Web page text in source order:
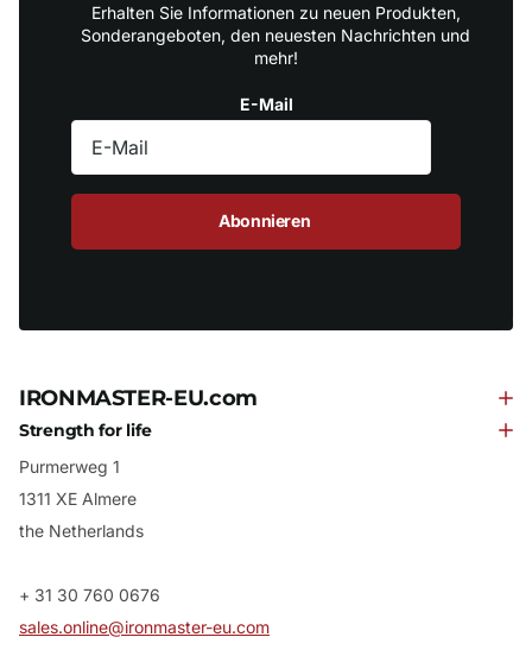
Erhalten Sie Informationen zu neuen Produkten,
Sonderangeboten, den neuesten Nachrichten und
mehr!
E-Mail
Abonnieren
IRONMASTER-EU.com
Strength for life
Purmerweg 1
1311 XE Almere
the Netherlands
+ 31 30 760 0676
sales.online@ironmaster-eu.com